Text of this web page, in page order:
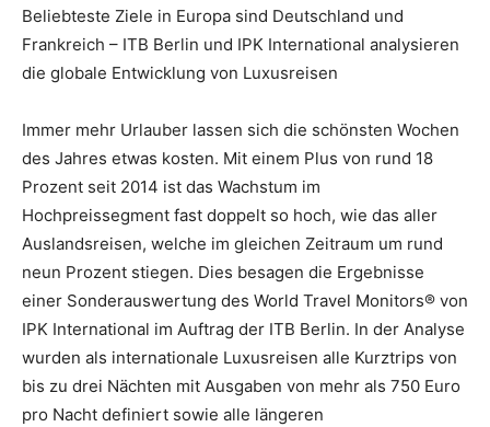
Beliebteste Ziele in Europa sind Deutschland und
Frankreich – ITB Berlin und IPK International analysieren
die globale Entwicklung von Luxusreisen
Immer mehr Urlauber lassen sich die schönsten Wochen
des Jahres etwas kosten. Mit einem Plus von rund 18
Prozent seit 2014 ist das Wachstum im
Hochpreissegment fast doppelt so hoch, wie das aller
Auslandsreisen, welche im gleichen Zeitraum um rund
neun Prozent stiegen. Dies besagen die Ergebnisse
einer Sonderauswertung des World Travel Monitors® von
IPK International im Auftrag der ITB Berlin. In der Analyse
wurden als internationale Luxusreisen alle Kurztrips von
bis zu drei Nächten mit Ausgaben von mehr als 750 Euro
pro Nacht definiert sowie alle längeren